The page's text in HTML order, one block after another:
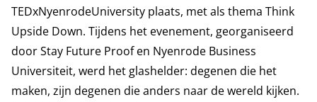
TEDxNyenrodeUniversity plaats, met als thema Think
Upside Down. Tijdens het evenement, georganiseerd
door Stay Future Proof en Nyenrode Business
Universiteit, werd het glashelder: degenen die het
maken, zijn degenen die anders naar de wereld kijken.